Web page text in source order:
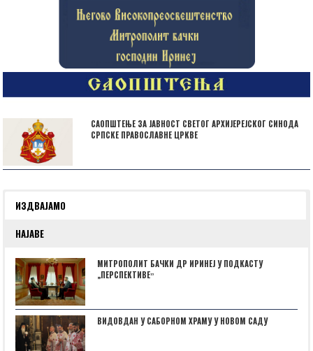
САОПШТЕЊЕ ЗА ЈАВНОСТ СВЕТОГ АРХИЈЕРЕЈСКОГ СИНОДА
СРПСКЕ ПРАВОСЛАВНЕ ЦРКВЕ
ИЗДВАЈАМО
НАЈАВЕ
МИТРОПОЛИТ БАЧКИ ДР ИРИНЕЈ У ПОДКАСТУ
„ПЕРСПЕКТИВЕˮ
ВИДОВДАН У САБОРНОМ ХРАМУ У НОВОМ САДУ